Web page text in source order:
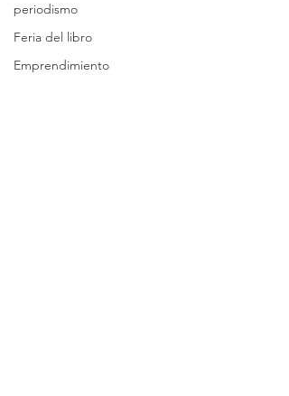
periodismo
Feria del libro
Emprendimiento